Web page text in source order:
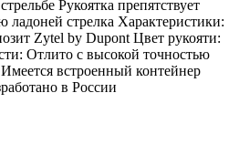
Рукоятка препятствует
ладоней стрелка Характеристики:
Zytel by Dupont Цвет рукояти:
Отлито с высокой точностью
встроенный контейнер
в России